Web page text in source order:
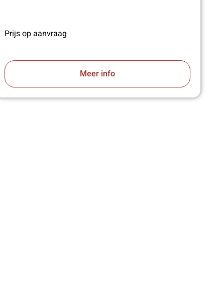
Prijs op aanvraag
Meer info